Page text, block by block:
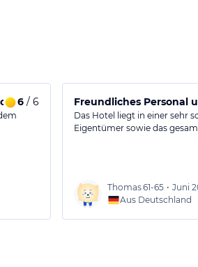
und gutem Essen
6/ 6 Freundliches Personal
Das Hotel liegt in einer sehr
Eigentümer sowie das
Thomas61-65 • Juni
Aus Deutschland